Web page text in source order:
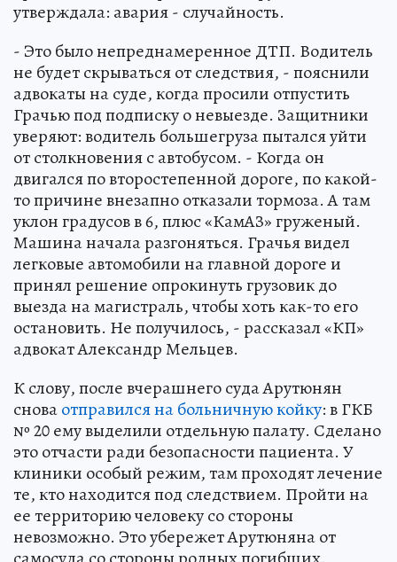
утверждала: авария - случайность.
- Это было непреднамеренное ДТП. Водитель
не будет скрываться от следствия, - пояснили
адвокаты на суде, когда просили отпустить
Грачью под подписку о невыезде. Защитники
уверяют: водитель большегруза пытался уйти
от столкновения с автобусом. - Когда он
двигался по второстепенной дороге, по какой-
то причине внезапно отказали тормоза. А там
уклон градусов в 6, плюс «КамАЗ» груженый.
Машина начала разгоняться. Грачья видел
легковые автомобили на главной дороге и
принял решение опрокинуть грузовик до
выезда на магистраль, чтобы хоть как-то его
остановить. Не получилось, - рассказал «КП»
адвокат Александр Мельцев.
К слову, после вчерашнего суда Арутюнян
сноваотправился на больничную койку: в ГКБ
№ 20 ему выделили отдельную палату. Сделано
это отчасти ради безопасности пациента. У
клиники особый режим, там проходят лечение
те, кто находится под следствием. Пройти на
ее территорию человеку со стороны
невозможно. Это убережет Арутюняна от